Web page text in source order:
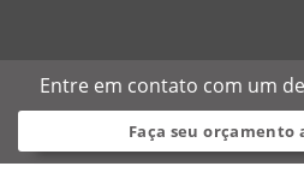
Entre em contato com um
Faça seu orçamento